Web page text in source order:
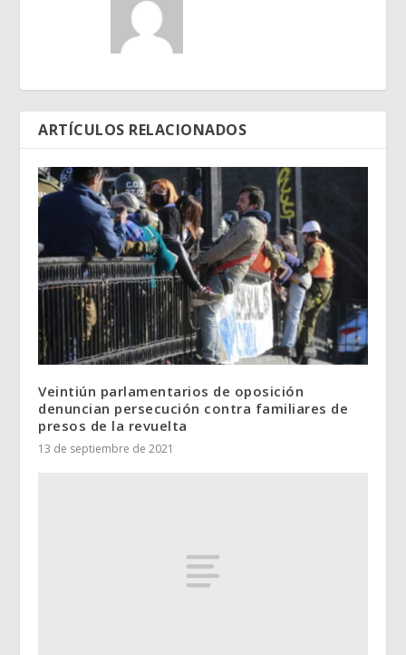
ARTÍCULOS RELACIONADOS
Veintiún parlamentarios de oposición
denuncian persecución contra familiares de
presos de la revuelta
13 de septiembre de 2021